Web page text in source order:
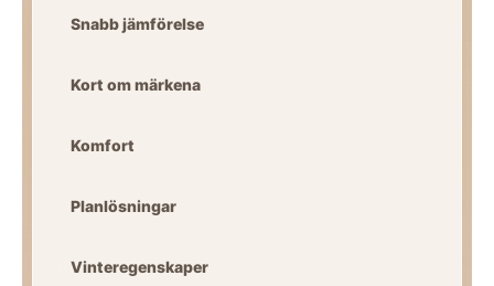
Snabb jämförelse
Kort om märkena
Komfort
Planlösningar
Vinteregenskaper